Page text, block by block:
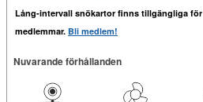
Lång-intervall snökartor finns tillgängliga för
medlemmar. Bli medlem!
Nuvarande förhållanden